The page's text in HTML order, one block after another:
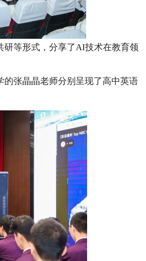
等形式，分享了AI技术在教育领
张晶晶老师分别呈现了高中英语